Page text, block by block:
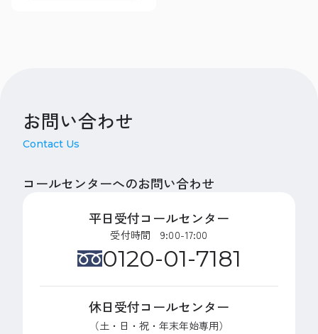
お問い合わせ
Contact Us
コールセンターへのお問い合わせ
平日受付コールセンター
受付時間 9:00-17:00
0120-01-7181
休日受付コールセンター
（土・日・祝・年末年始専用）